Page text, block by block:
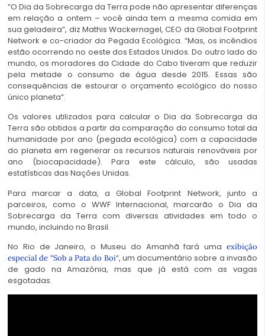
“O Dia da Sobrecarga da Terra pode não apresentar diferenças
em relação a ontem – você ainda tem a mesma comida em
sua geladeira”, diz Mathis Wackernagel, CEO da Global Footprint
Network e co-criador da Pegada Ecológica. “Mas, os incêndios
estão ocorrendo no oeste dos Estados Unidos. Do outro lado do
mundo, os moradores da Cidade do Cabo tiveram que reduzir
pela metade o consumo de água desde 2015. Essas são
consequências de estourar o orçamento ecológico do nosso
único planeta”.
Os valores utilizados para calcular o Dia da Sobrecarga da
Terra são obtidos a partir da comparação do consumo total da
humanidade por ano (pegada ecológica) com a capacidade
do planeta em regenerar os recursos naturais renováveis por
ano (biocapacidade). Para este cálculo, são usadas
estatísticas das Nações Unidas.
Para marcar a data, a Global Footprint Network, junto a
parceiros, como o WWF Internacional, marcarão o Dia da
Sobrecarga da Terra com diversas atividades em todo o
mundo, incluindo no Brasil.
No Rio de Janeiro, o Museu do Amanhã fará uma exibição
especial de “Sob a Pata do Boi“, um documentário sobre a invasão
de gado na Amazônia, mas que já está com as vagas
esgotadas.